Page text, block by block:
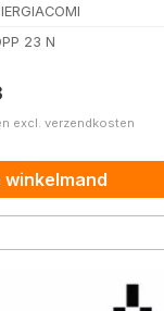
23 N
excl. verzendkosten
winkelmand